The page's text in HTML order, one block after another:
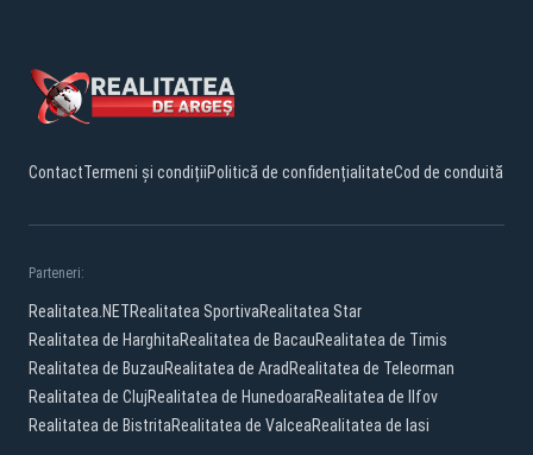
ContactTermeni și condițiiPolitică de confidențialitateCod de conduită
Parteneri:
Realitatea.NETRealitatea SportivaRealitatea Star
Realitatea de HarghitaRealitatea de BacauRealitatea de Timis
Realitatea de BuzauRealitatea de AradRealitatea de Teleorman
Realitatea de ClujRealitatea de HunedoaraRealitatea de Ilfov
Realitatea de BistritaRealitatea de ValceaRealitatea de Iasi